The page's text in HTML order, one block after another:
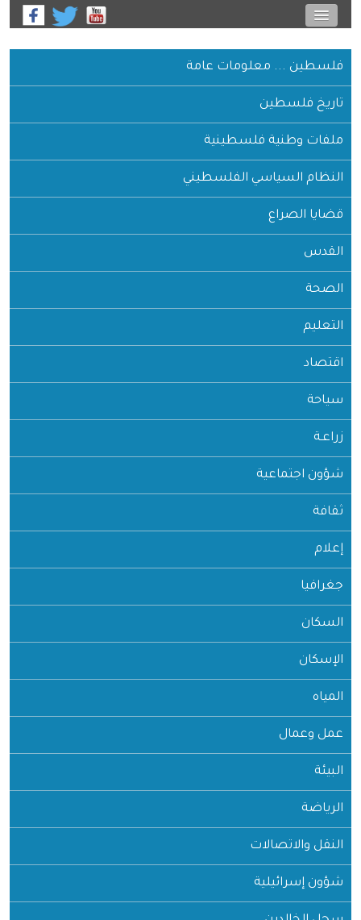
فلسطين ... معلومات عامة
تاريخ فلسطين
ملفات وطنية فلسطينية
النظام السياسي الفلسطيني
قضايا الصراع
القدس
الصحة
التعليم
اقتصاد
سياحة
زراعـة
شؤون اجتماعية
ثقافة
إعلام
جغرافيا
السكان
الإسكان
المياه
عمل وعمال
البيئة
الرياضة
النقل والاتصالات
شؤون إسرائيلية